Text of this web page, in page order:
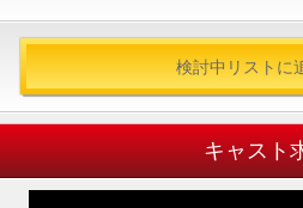
検討中リストに
キャスト